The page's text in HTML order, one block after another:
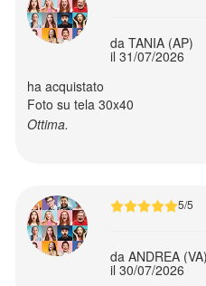
Stampe
da
0.10
Incartha
da
0.04
da TANIA (AP)
il 31/07/2026
ha acquistato
Foto su tela 30x40
Ottima.
5/5
da ANDREA (VA)
il 30/07/2026